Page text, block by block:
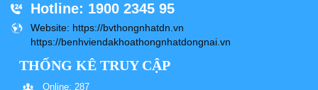
Hotline: 1900 2345 95
Website: https://bvthongnhatdn.vn
https://benhviendakhoathongnhatdongnai.vn
THỐNG KÊ TRUY CẬP
Online: 287